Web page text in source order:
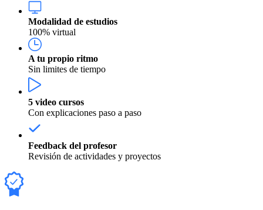
Modalidad de estudios
100% virtual
A tu propio ritmo
Sin limites de tiempo
5 video cursos
Con explicaciones paso a paso
Feedback del profesor
Revisión de actividades y proyectos